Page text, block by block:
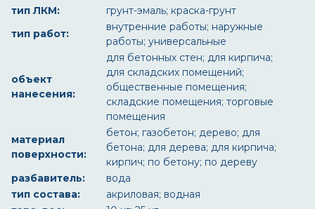
тип ЛКМ:
грунт-эмаль; краска-грунт
тип работ:
внутренние работы; наружные
работы; универсальные
объект
нанесения:
для бетонных стен; для кирпича;
для складских помещений;
общественные помещения;
складские помещения; торговые
помещения
материал
поверхности:
бетон; газобетон; дерево; для
бетона; для дерева; для кирпича;
кирпич; по бетону; по дереву
разбавитель:
вода
тип состава:
акриловая; водная